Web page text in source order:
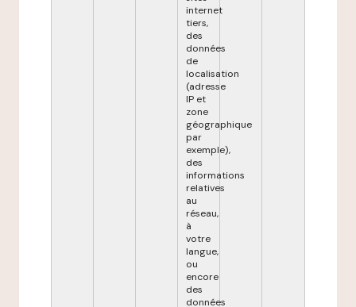
internet
tiers,
des
données
de
localisation
(adresse
IP et
zone
géographique
par
exemple),
des
informations
relatives
au
réseau,
à
votre
langue,
ou
encore
des
données